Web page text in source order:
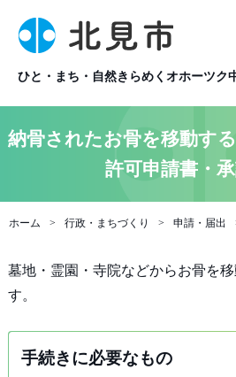
ひと・まち・自然きらめくオホーツク
納骨されたお骨を移動す
許可申請書・承
ホーム 行政・まちづくり 申請・届出
墓地・霊園・寺院などからお骨を
す。
手続きに必要なもの